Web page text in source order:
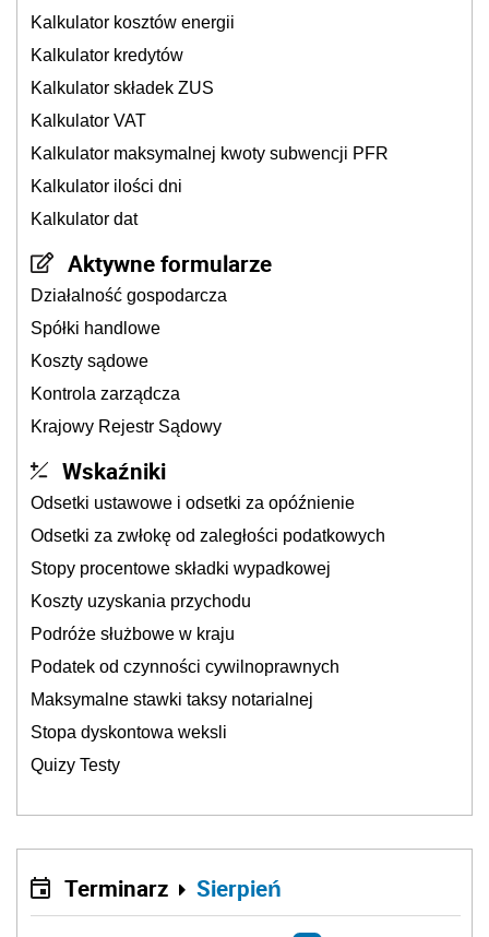
Kalkulator kosztów energii
Kalkulator kredytów
Kalkulator składek ZUS
Kalkulator VAT
Kalkulator maksymalnej kwoty subwencji PFR
Kalkulator ilości dni
Kalkulator dat
Aktywne formularze
Działalność gospodarcza
Spółki handlowe
Koszty sądowe
Kontrola zarządcza
Krajowy Rejestr Sądowy
Wskaźniki
Odsetki ustawowe i odsetki za opóźnienie
Odsetki za zwłokę od zaległości podatkowych
Stopy procentowe składki wypadkowej
Koszty uzyskania przychodu
Podróże służbowe w kraju
Podatek od czynności cywilnoprawnych
Maksymalne stawki taksy notarialnej
Stopa dyskontowa weksli
Quizy Testy
Terminarz Sierpień